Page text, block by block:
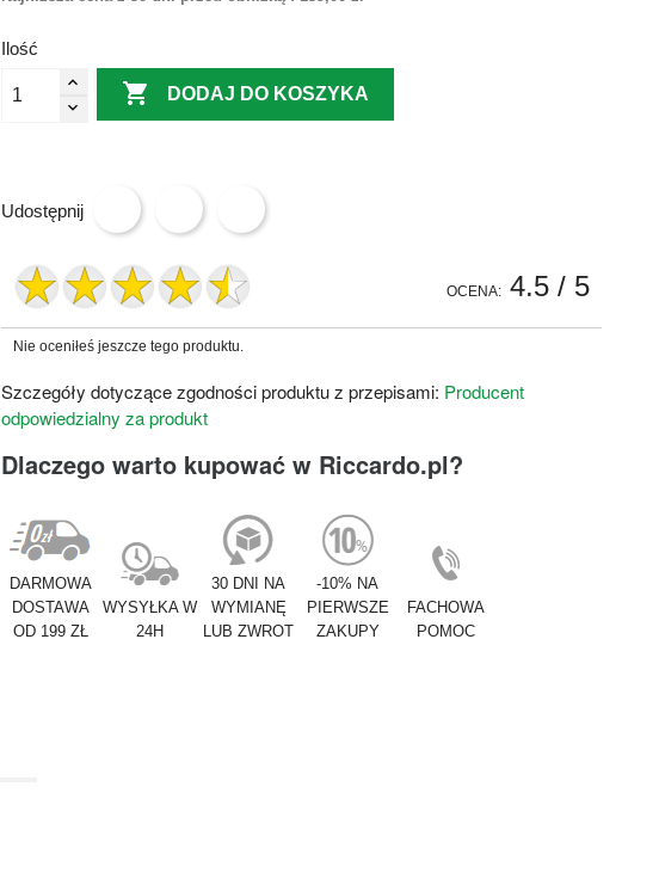
Ilość
 DODAJ DO KOSZYKA
Udostępnij
OCENA: 4.5/ 5
Nie oceniłeś jeszcze tego produktu.
Szczegóły dotyczące zgodności produktu z przepisami: Producent
odpowiedzialny za produkt
Dlaczego warto kupować w Riccardo.pl?
DARMOWA
DOSTAWA
OD 199 ZŁ
WYSYŁKA W
24H
30 DNI NA
WYMIANĘ
LUB ZWROT
-10% NA
PIERWSZE
ZAKUPY
FACHOWA
POMOC